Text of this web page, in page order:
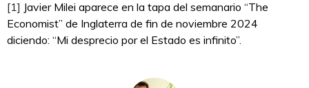
[1] Javier Milei aparece en la tapa del semanario “The
Economist” de Inglaterra de fin de noviembre 2024
diciendo: “Mi desprecio por el Estado es infinito”.